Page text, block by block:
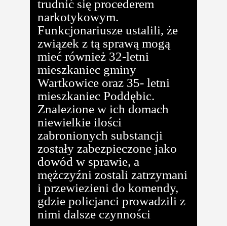
trudnić się procederem
narkotykowym.
Funkcjonariusze ustalili, że
związek z tą sprawą mogą
mieć również 32-letni
mieszkaniec gminy
Wartkowice oraz 35- letni
mieszkaniec Poddębic.
Znalezione w ich domach
niewielkie ilości
zabronionych substancji
zostały zabezpieczone jako
dowód w sprawie, a
mężczyźni zostali zatrzymani
i przewiezieni do komendy,
gdzie policjanci prowadzili z
nimi dalsze czynności